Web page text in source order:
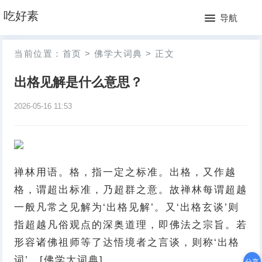
吃好素 导航
网
站
月
当前位置： 首页 > 佛学大词典 > 正文
出格见解是什么意思？
2026-05-16 11:53
禅林用语。格，指一定之标准。出格，又作越
格，谓超出标准，乃超群之意。故禅林每谓超越
一般凡常之见解为‘出格见解’。又‘出格玄谈’则
指超越凡俗观点的深奥道理，即佛法之宗旨。若
形容诸佛祖师等了达悟境者之言谈，则称‘出格